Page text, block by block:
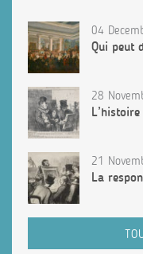
04
Qui peut
28
21
La